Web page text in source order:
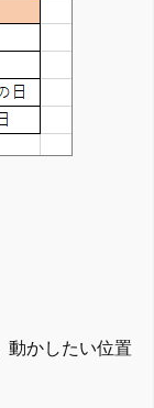
、動かしたい位置